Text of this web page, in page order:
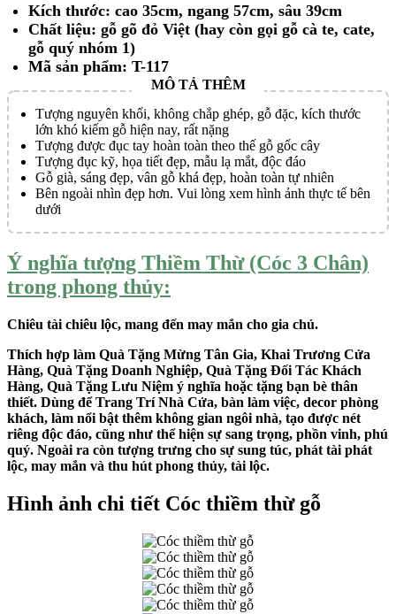
Kích thước: cao 35cm, ngang 57cm, sâu 39cm
Chất liệu: gỗ gõ đỏ Việt (hay còn gọi gỗ cà te, cate,
gỗ quý nhóm 1)
Mã sản phẩm: T-117
Tượng nguyên khối, không chắp ghép, gỗ đặc, kích thước
lớn khó kiếm gỗ hiện nay, rất nặng
Tượng được đục tay hoàn toàn theo thế gỗ gốc cây
Tượng đục kỹ, họa tiết đẹp, mẫu lạ mắt, độc đáo
Gỗ già, sáng đẹp, vân gỗ khá đẹp, hoàn toàn tự nhiên
Bên ngoài nhìn đẹp hơn. Vui lòng xem hình ảnh thực tế bên
dưới
Ý nghĩa tượng Thiềm Thừ (Cóc 3 Chân)
trong phong thủy:
Chiêu tài chiêu lộc, mang đến may mắn cho gia chủ.
Thích hợp làm Quà Tặng Mừng Tân Gia, Khai Trương Cửa
Hàng, Quà Tặng Doanh Nghiệp, Quà Tặng Đối Tác Khách
Hàng, Quà Tặng Lưu Niệm ý nghĩa hoặc tặng bạn bè thân
thiết. Dùng để Trang Trí Nhà Cửa, bàn làm việc, decor phòng
khách, làm nổi bật thêm không gian ngôi nhà, tạo được nét
riêng độc đáo, cũng như thể hiện sự sang trọng, phồn vinh, phú
quý. Ngoài ra còn tượng trưng cho sự sung túc, phát tài phát
lộc, may mắn và thu hút phong thủy, tài lộc.
Hình ảnh chi tiết Cóc thiềm thừ gỗ